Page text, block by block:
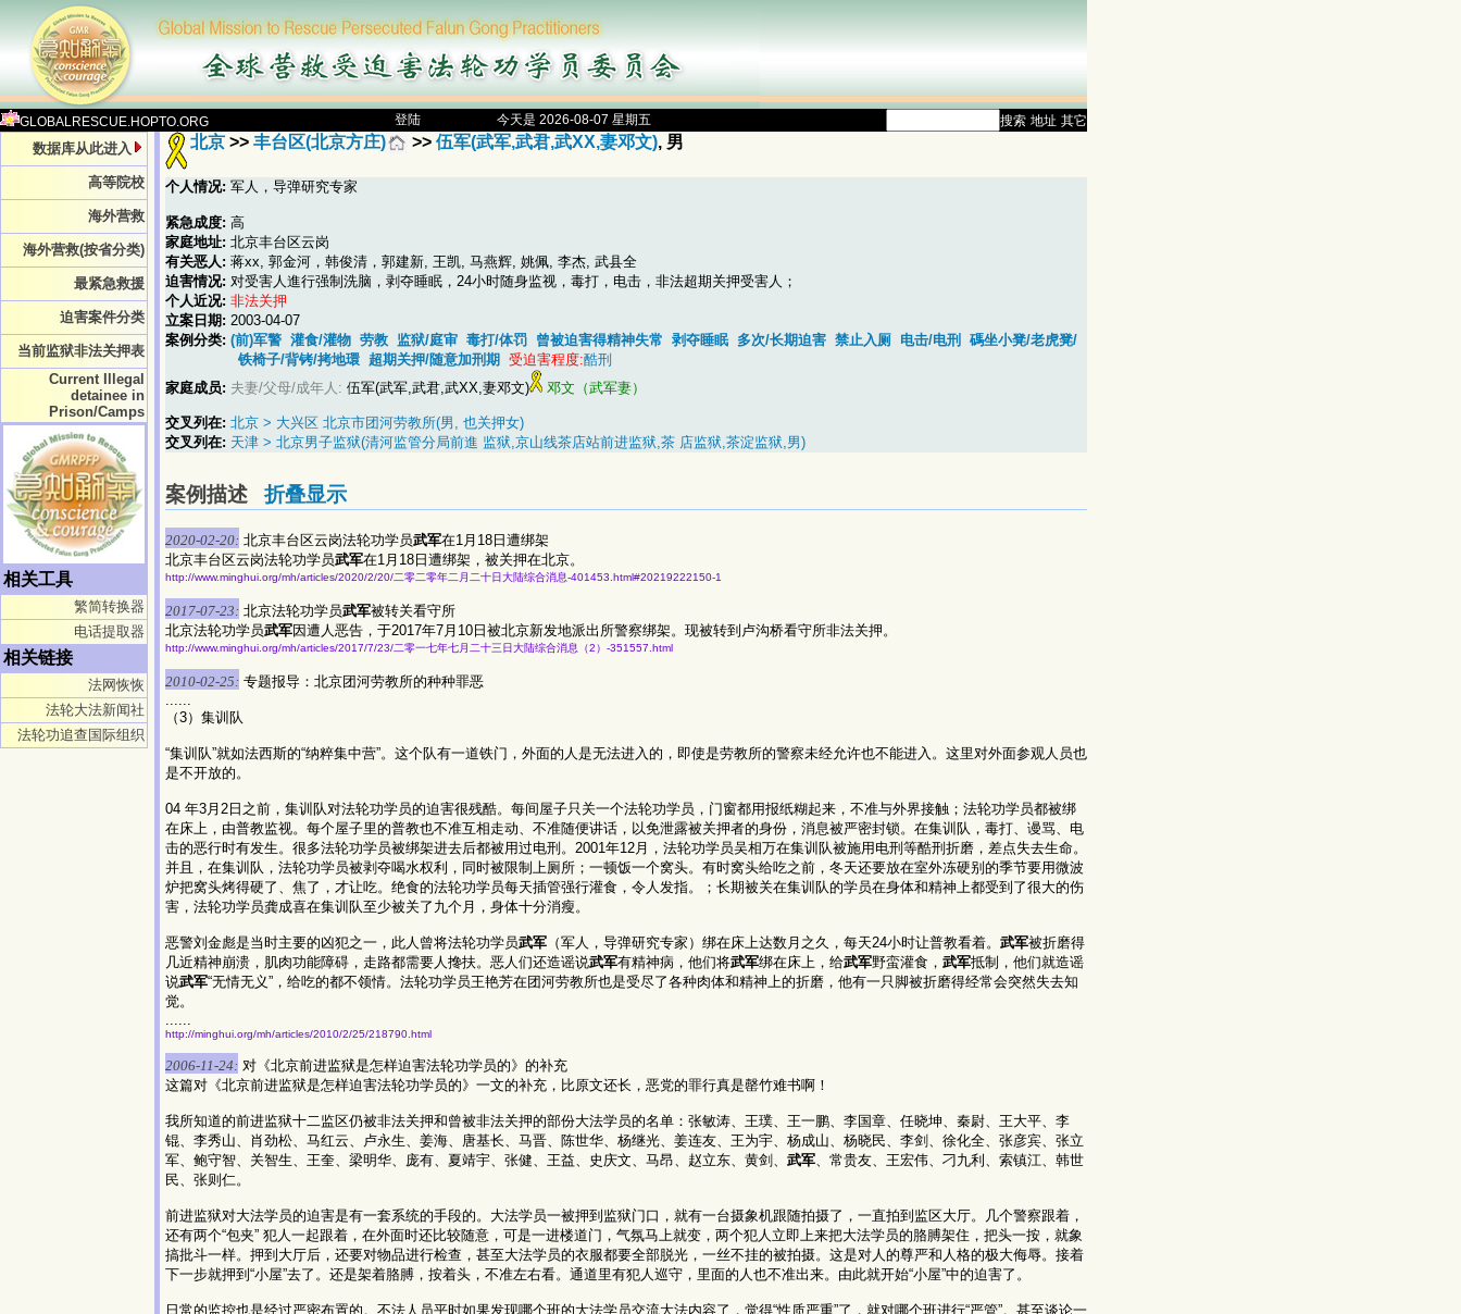
GLOBALRESCUE.HOPTO.ORG 登陆 今天是 2026-08-07 星期五 搜索 地址 其它
数据库从此进入
高等院校
海外营救
海外营救(按省分类)
最紧急救援
迫害案件分类
当前监狱非法关押表
Current Illegal
detainee in
Prison/Camps
相关工具
繁简转换器
电话提取器
相关链接
法网恢恢
法轮大法新闻社
法轮功追查国际组织
北京 >> 丰台区(北京方庄) >> 伍军(武军,武君,武XX,妻邓文), 男
个人情况: 军人，导弹研究专家
紧急成度: 高
家庭地址: 北京丰台区云岗
有关恶人: 蒋xx, 郭金河，韩俊清，郭建新, 王凯, 马燕辉, 姚佩, 李杰, 武县全
迫害情况: 对受害人進行强制洗脑，剥夺睡眠，24小时随身监视，毒打，电击，非法超期关押受害人；
个人近况: 非法关押
立案日期: 2003-04-07
案例分类: (前)军警 灌食/灌物 劳教 监狱/庭审 毒打/体罚 曾被迫害得精神失常 剥夺睡眠 多次/长期迫害 禁止入厕 电击/电刑
碼坐小凳/老虎凳/
铁椅子/背铐/拷地環 超期关押/随意加刑期 受迫害程度:酷刑
家庭成员: 夫妻/父母/成年人: 伍军(武军,武君,武XX,妻邓文) 邓文（武军妻）
交叉列在: 北京 > 大兴区 北京市团河劳教所(男, 也关押女)
交叉列在: 天津 > 北京男子监狱(清河监管分局前進 监狱,京山线茶店站前进监狱,茶 店监狱,茶淀监狱,男)
案例描述 折叠显示
2020-02-20: 北京丰台区云岗法轮功学员武军在1月18日遭绑架
北京丰台区云岗法轮功学员武军在1月18日遭绑架，被关押在北京。
http://www.minghui.org/mh/articles/2020/2/20/二零二零年二月二十日大陆综合消息-401453.html#20219222150-1
2017-07-23: 北京法轮功学员武军被转关看守所
北京法轮功学员武军因遭人恶告，于2017年7月10日被北京新发地派出所警察绑架。现被转到卢沟桥看守所非法关押。
http://www.minghui.org/mh/articles/2017/7/23/二零一七年七月二十三日大陆综合消息（2）-351557.html
2010-02-25: 专题报导：北京团河劳教所的种种罪恶
......
（3）集训队
“集训队”就如法西斯的“纳粹集中营”。这个队有一道铁门，外面的人是无法进入的，即使是劳教所的警察未经允许也不能进入。这里对外面参观人员也
是不开放的。
04 年3月2日之前，集训队对法轮功学员的迫害很残酷。每间屋子只关一个法轮功学员，门窗都用报纸糊起来，不准与外界接触；法轮功学员都被绑
在床上，由普教监视。每个屋子里的普教也不准互相走动、不准随便讲话，以免泄露被关押者的身份，消息被严密封锁。在集训队，毒打、谩骂、电
击的恶行时有发生。很多法轮功学员被绑架进去后都被用过电刑。2001年12月，法轮功学员吴相万在集训队被施用电刑等酷刑折磨，差点失去生命。
并且，在集训队，法轮功学员被剥夺喝水权利，同时被限制上厕所；一顿饭一个窝头。有时窝头给吃之前，冬天还要放在室外冻硬别的季节要用微波
炉把窝头烤得硬了、焦了，才让吃。绝食的法轮功学员每天插管强行灌食，令人发指。；长期被关在集训队的学员在身体和精神上都受到了很大的伤
害，法轮功学员龚成喜在集训队至少被关了九个月，身体十分消瘦。
恶警刘金彪是当时主要的凶犯之一，此人曾将法轮功学员武军 （军人，导弹研究专家）绑在床上达数月之久，每天24小时让普教看着。 武军被折磨得
几近精神崩溃，肌肉功能障碍，走路都需要人搀扶。恶人们还造谣说武军有精神病，他们将武军绑在床上，给武军野蛮灌食， 武军抵制，他们就造谣
说武军“无情无义”，给吃的都不领情。法轮功学员王艳芳在团河劳教所也是受尽了各种肉体和精神上的折磨，他有一只脚被折磨得经常会突然失去知
觉。
......
http://minghui.org/mh/articles/2010/2/25/218790.html
2006-11-24: 对《北京前进监狱是怎样迫害法轮功学员的》的补充
这篇对《北京前进监狱是怎样迫害法轮功学员的》一文的补充，比原文还长，恶党的罪行真是罄竹难书啊！
我所知道的前进监狱十二监区仍被非法关押和曾被非法关押的部份大法学员的名单：张敏涛、王璞、王一鹏、李国章、任晓坤、秦尉、王大平、李
锟、李秀山、肖劲松、马红云、卢永生、姜海、唐基长、马晋、陈世华、杨继光、姜连友、王为宇、杨成山、杨晓民、李剑、徐化全、张彦宾、张立
军、鲍守智、关智生、王奎、梁明华、庞有、夏靖宇、张健、王益、史庆文、马昂、赵立东、黄剑、 武军、常贵友、王宏伟、刁九利、索镇江、韩世
民、张则仁。
前进监狱对大法学员的迫害是有一套系统的手段的。大法学员一被押到监狱门口，就有一台摄象机跟随拍摄了，一直拍到监区大厅。几个警察跟着，
还有两个“包夹” 犯人一起跟着，在外面时还比较随意，可是一进楼道门，气氛马上就变，两个犯人立即上来把大法学员的胳膊架住，把头一按，就象
搞批斗一样。押到大厅后，还要对物品进行检查，甚至大法学员的衣服都要全部脱光，一丝不挂的被拍摄。这是对人的尊严和人格的极大侮辱。接着
下一步就押到“小屋”去了。还是架着胳膊，按着头，不准左右看。通道里有犯人巡守，里面的人也不准出来。由此就开始“小屋”中的迫害了。
日常的监控也是经过严密布置的。不法人员平时如果发现哪个班的大法学员交流大法内容了，觉得“性质严重”了，就对哪个班进行“严管”。甚至谈论一